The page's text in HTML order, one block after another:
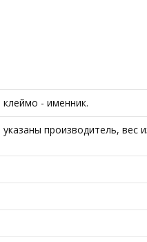
- именник.
производитель, вес